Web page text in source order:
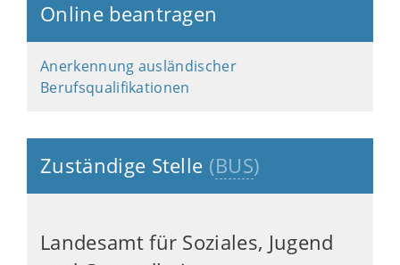
Online beantragen
Anerkennung ausländischer
Berufsqualifikationen
Zuständige Stelle (BUS)
Landesamt für Soziales, Jugend